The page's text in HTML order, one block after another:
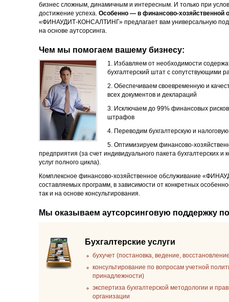
бизнес сложным, динамичным и интересным. И только при
достижение успеха. Особенно — в финансово-хозяйственной
«ФИНАУДИТ-КОНСАЛТИНГ» предлагает вам универсальную
на основе аутсорсинга.
Чем мы помогаем вашему бизнесу:
1. Избавляем от необходимости
бухгалтерский штат с сопутствующими
2. Обеспечиваем своевременную и
всех документов и деклараций
3. Исключаем до 99% финансовых
штрафов
4. Переводим бухгалтерскую и
5. Оптимизируем финансово-
предприятия (за счет индивидуального пакета бухгалтерских и
услуг полного цикла).
Комплексное финансово-хозяйственное обслуживание
составляемых программ, в зависимости от конкретных
так и на основе консультирования.
Мы оказываем аутсорсинговую поддержку
Бухгалтерские услуги
бухучет (постановка, ведение,
консультирование по вопросам учетной
принадлежности)
экспертиза бухгалтерской методологии и
организации